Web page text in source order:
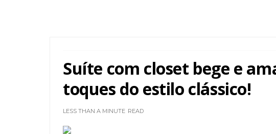
Suíte com closet bege e
toques do estilo clássico!
LESS THAN A MINUTE READ